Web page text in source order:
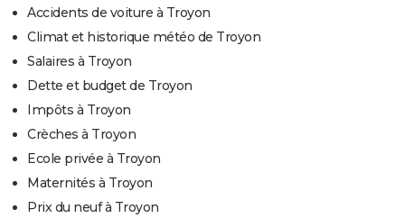
Accidents de voiture à Troyon
Climat et historique météo de Troyon
Salaires à Troyon
Dette et budget de Troyon
Impôts à Troyon
Crèches à Troyon
Ecole privée à Troyon
Maternités à Troyon
Prix du neuf à Troyon